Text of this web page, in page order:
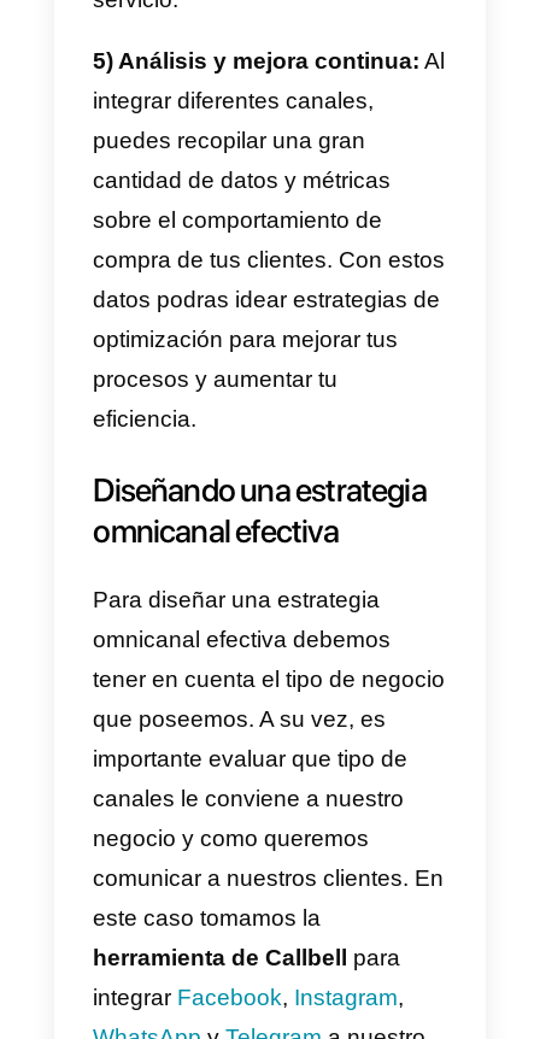
ser la diferencia entre un cliente
que compra y uno que no.
3) Fidelización de clientes:
persona que siente que puede
comprar sus productos
a través de cualquier canal sin
sentir diferencia alguna, sin
prefiera optar por la empresa que
utiliza esta modalidad, un buen
ejemplo esFarmatodo
todos sus establecimientos son
iguales y cuando entras a uno de
ellos, sientes que estás en tu
ciudad, en un lugar que conoces
muy bien.
4) Mayor conveniencia y
flexibilidad:El poder decidir
cuando comprar tus productos o